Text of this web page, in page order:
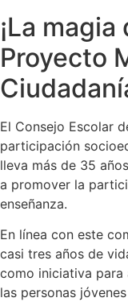
¡La
Proyecto
El Consejo Escolar
participación
lleva más de 35
a promover la
enseñanza.
En línea con este
casi tres años de
como iniciativa
las personas